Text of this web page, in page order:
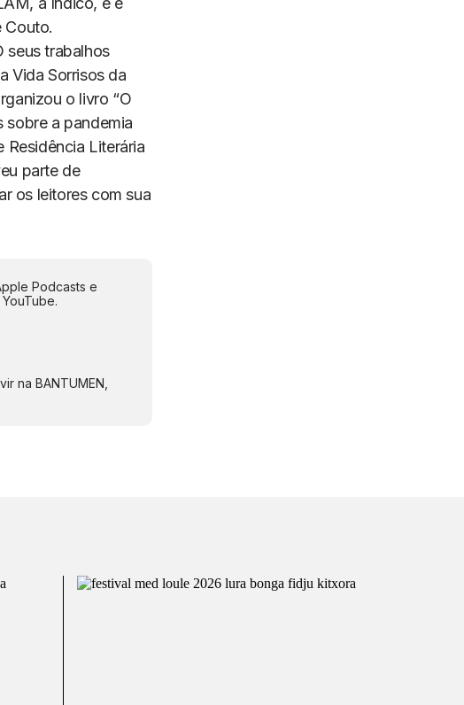
Couto.
seus trabalhos
Vida Sorrisos da
o livro “O
sobre a pandemia
Literária
parte de
os leitores com sua
Podcasts e
na BANTUMEN,